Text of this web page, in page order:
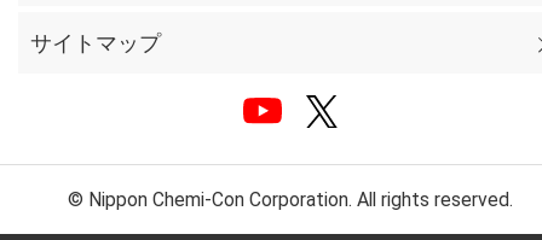
サイトマップ
© Nippon Chemi-Con Corporation. All rights reserved.